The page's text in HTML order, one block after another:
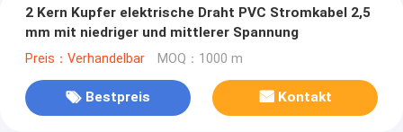
2 Kern Kupfer elektrische Draht PVC Stromkabel 2,5
mm mit niedriger und mittlerer Spannung
Preis：Verhandelbar MOQ：1000 m
Bestpreis Kontakt